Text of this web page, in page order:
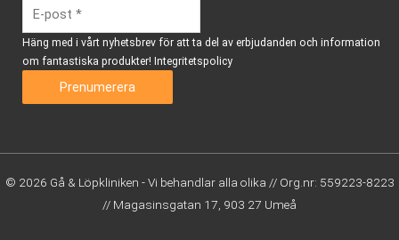
Häng med i vårt nyhetsbrev för att ta del av erbjudanden och information
om fantastiska produkter! Integritetspolicy
© 2026 Gå & Löpkliniken - Vi behandlar alla olika // Org.nr: 559223-8223
// Magasinsgatan 17, 903 27 Umeå